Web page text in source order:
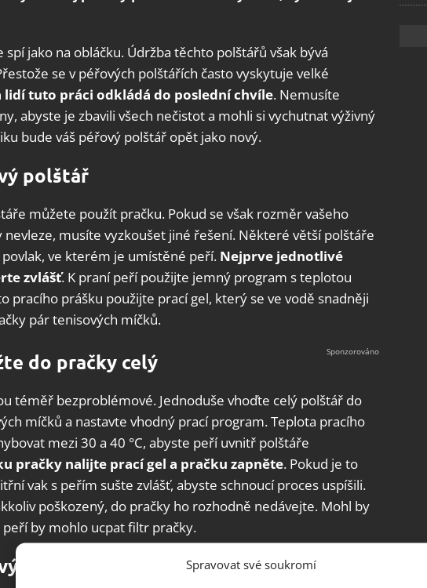
Spravovat své soukromí
jako na obláčku. Údržba těchto polštářů však bývá
se v péřových polštářích často vyskytuje velké
lidí tuto práci odkládá do poslední chvíle. Nemusíte
abyste je zbavili všech nečistot a mohli si vychutnat výživný
bude váš péřový polštář opět jako nový.
polštář
můžete použít pračku. Pokud se však rozměr vašeho
musíte vyzkoušet jiné řešení. Některé větší polštáře
ve kterém je umístěné peří. Nejprve jednotlivé
zvlášť. K praní peří použijte jemný program s teplotou
pracího prášku použijte prací gel, který se ve vodě snadněji
pár tenisových míčků.
do pračky celý
téměř bezproblémové. Jednoduše vhoďte celý polštář do
míčků a nastavte vhodný prací program. Teplota pracího
mezi 30 a 40 °C, abyste peří uvnitř polštáře
pračky nalijte prací gel a pračku zapněte. Pokud je to
vak s peřím sušte zvlášť, abyste schnoucí proces uspíšili.
poškozený, do pračky ho rozhodně nedávejte. Mohl by
by mohlo ucpat filtr pračky.
polštář bez pračky